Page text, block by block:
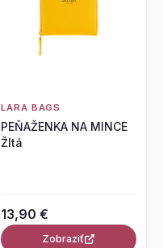
LARA BAGS
PEŇAŽENKA NA MINCE
Žltá
13,90 €
Zobraziť